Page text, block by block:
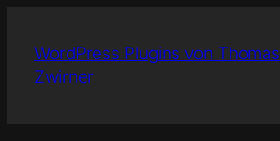
springen
WordPress Plugins von Thomas
Zwirner